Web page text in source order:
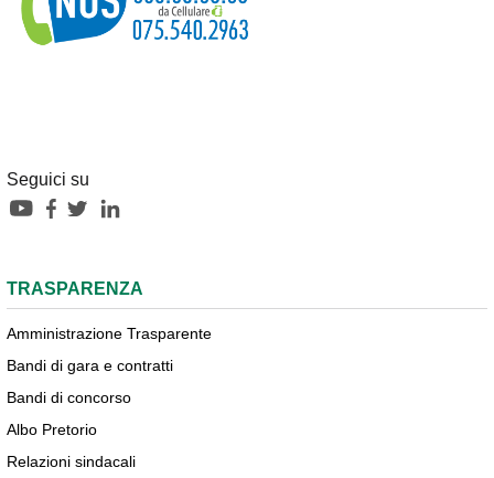
Seguici su
TRASPARENZA
Amministrazione Trasparente
Bandi di gara e contratti
Bandi di concorso
Albo Pretorio
Relazioni sindacali